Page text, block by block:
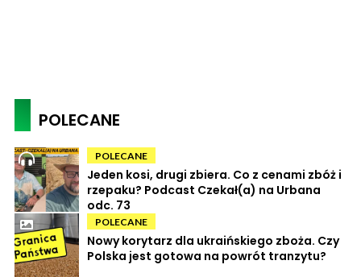
POLECANE
POLECANE
Jeden kosi, drugi zbiera. Co z cenami zbóż i
rzepaku? Podcast Czekał(a) na Urbana
odc. 73
POLECANE
Nowy korytarz dla ukraińskiego zboża. Czy
Polska jest gotowa na powrót tranzytu?